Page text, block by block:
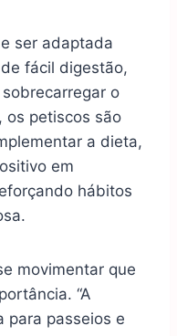
ser adaptada
fácil digestão,
o
os petiscos são
a dieta,
em
hábitos
movimentar que
“A
para passeios e